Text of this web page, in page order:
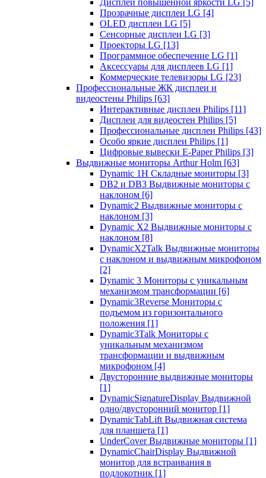
Дисплеи повышенной яркости LG [5]
Прозрачные дисплеи LG [4]
OLED дисплеи LG [5]
Сенсорные дисплеи LG [3]
Проекторы LG [13]
Программное обеспечение LG [1]
Аксессуары для дисплеев LG [1]
Коммерческие телевизоры LG [23]
Профессиональные ЖК дисплеи и
видеостены Philips [63]
Интерактивные дисплеи Philips [11]
Дисплеи для видеостен Philips [5]
Профессиональные дисплеи Philips [43]
Особо яркие дисплеи Philips [1]
Цифровые вывески E-Paper Philips [3]
Выдвижные мониторы Arthur Holm [63]
Dynamic 1Н Складные мониторы [3]
DB2 и DB3 Выдвижные мониторы с
наклоном [6]
Dynamic2 Выдвижные мониторы с
наклоном [3]
Dynamic X2 Выдвижные мониторы с
наклоном [8]
DynamicX2Talk Выдвижные мониторы
с наклоном и выдвижным микрофоном
[2]
Dynamic 3 Мониторы с уникальным
механизмом трансформации [6]
Dynamic3Reverse Мониторы с
подъемом из горизонтального
положения [1]
Dynamic3Talk Мониторы с
уникальным механизмом
трансформации и выдвижным
микрофоном [4]
Двусторонние выдвижные мониторы
[1]
DynamicSignatureDisplay Выдвижной
одно/двусторонний монитор [1]
DynamicTabLift Выдвижная система
для планшета [1]
UnderCover Выдвижные мониторы [1]
DynamicChairDisplay Выдвижной
монитор для встраивания в
подлокотник [1]